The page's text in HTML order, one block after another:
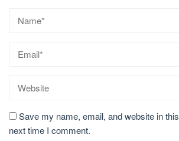
Save my name, email, and website in
next time I comment.